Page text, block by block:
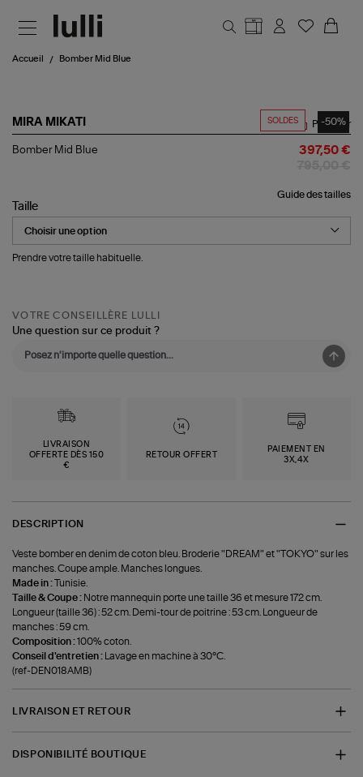
Accueil Bomber Mid Blue
SOLDES -50%
MIRA MIKATI
Bomber
Partager
Bomber Mid Blue 397,50 €
Guide des tailles
Taille
Prendre votre taille habituelle.
VOTRE CONSEILLÈRE LULLI
Une question sur ce produit ?
LIVRAISON
OFFERTE DÈS 150
€
RETOUR OFFERT
PAIEMENT EN
3X,4X
DESCRIPTION
Veste bomber en denim de coton bleu. Broderie "DREAM" et "TOKYO" sur les
manches. Coupe ample. Manches longues.
Made in :Tunisie.
Taille & Coupe : Notre mannequin porte une taille 36 et mesure 172 cm.
Longueur (taille 36) : 52 cm. Demi-tour de poitrine : 53 cm. Longueur de
manches : 59 cm.
Composition :100% coton.
Conseil d'entretien :
Lavage en machine à 30°C.
(ref-DEN018AMB)
LIVRAISON ET RETOUR
DISPONIBILITÉ BOUTIQUE